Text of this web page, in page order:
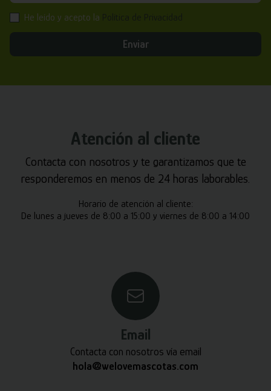
He leído y acepto la
Enviar
Atención al cliente
Contacta con nosotros y te garantizamos que te
responderemos en menos de 24 horas laborables.
Horario de atención al cliente:
De lunes a jueves de 8:00 a 15:00 y viernes de 8:00 a 14:00
Email
Contacta con nosotros vía email
hola@welovemascotas.com